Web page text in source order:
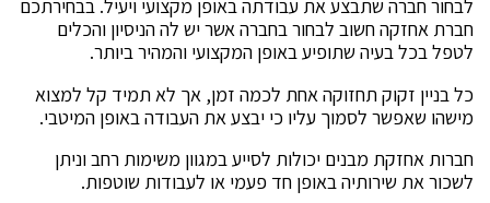
לבחור חברה שתבצע את עבודתה באופן מקצועי ויעיל. בבחירתכם
חברת אחזקה חשוב לבחור בחברה אשר יש לה הניסיון והכלים
לטפל בכל בעיה שתופיע באופן המקצועי והמהיר ביותר.
כל בניין זקוק תחזוקה אחת לכמה זמן, אך לא תמיד קל למצוא
מישהו שאפשר לסמוך עליו כי יבצע את העבודה באופן המיטבי.
חברות אחזקת מבנים יכולות לסייע במגוון משימות רחב וניתן
לשכור את שירותיה באופן חד פעמי או לעבודות שוטפות.